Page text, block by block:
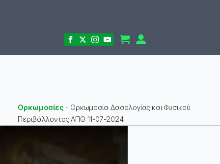
Ορκωμοσίες ⋅ Ορκωμοσία Δασολογίας και Φυσικού
Περιβάλλοντος ΑΠΘ 11-07-2024